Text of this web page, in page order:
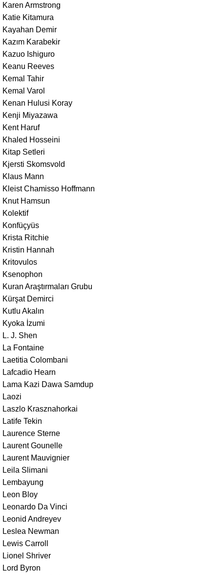
Karen Armstrong
Katie Kitamura
Kayahan Demir
Kazım Karabekir
Kazuo Ishiguro
Keanu Reeves
Kemal Tahir
Kemal Varol
Kenan Hulusi Koray
Kenji Miyazawa
Kent Haruf
Khaled Hosseini
Kitap Setleri
Kjersti Skomsvold
Klaus Mann
Kleist Chamisso Hoffmann
Knut Hamsun
Kolektif
Konfüçyüs
Krista Ritchie
Kristin Hannah
Kritovulos
Ksenophon
Kuran Araştırmaları Grubu
Kürşat Demirci
Kutlu Akalın
Kyoka İzumi
L. J. Shen
La Fontaine
Laetitia Colombani
Lafcadio Hearn
Lama Kazi Dawa Samdup
Laozi
Laszlo Krasznahorkai
Latife Tekin
Laurence Sterne
Laurent Gounelle
Laurent Mauvignier
Leila Slimani
Lembayung
Leon Bloy
Leonardo Da Vinci
Leonid Andreyev
Leslea Newman
Lewis Carroll
Lionel Shriver
Lord Byron